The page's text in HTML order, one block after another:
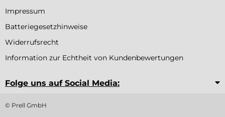
Impressum
Batteriegesetzhinweise
Widerrufsrecht
Information zur Echtheit von Kundenbewertungen
Folge uns auf Social Media:
© Prell GmbH